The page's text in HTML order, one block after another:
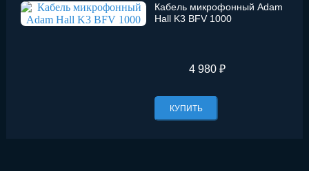
Кабель микрофонный Adam
Hall K3 BFV 1000
4 980 ₽
КУПИТЬ